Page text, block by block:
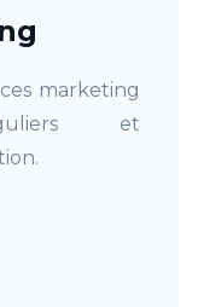
marketing
et